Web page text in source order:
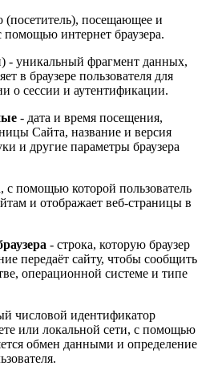
(посетитель), посещающее и
помощью интернет браузера.
- уникальный фрагмент данных,
в браузере пользователя для
о сессии и аутентификации.
- дата и время посещения,
Сайта, название и версия
и другие параметры браузера
с помощью которой пользователь
и отображает веб-страницы в
- строка, которую браузер
передаёт сайту, чтобы сообщить
операционной системе и типе
числовой идентификатор
или локальной сети, с помощью
обмен данными и определение